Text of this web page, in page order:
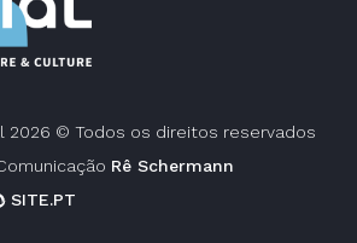
2026 © Todos os direitos reservados
Rê Schermann
SITE.PT